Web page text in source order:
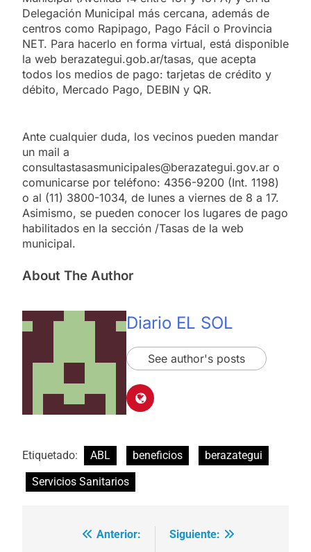
Delegación Municipal más cercana, además de
centros como Rapipago, Pago Fácil o Provincia
NET. Para hacerlo en forma virtual, está disponible
la web berazategui.gob.ar/tasas, que acepta
todos los medios de pago: tarjetas de crédito y
débito, Mercado Pago, DEBIN y QR.
Ante cualquier duda, los vecinos pueden mandar
un mail a
consultastasasmunicipales@berazategui.gov.ar o
comunicarse por teléfono: 4356-9200 (Int. 1198)
o al (11) 3800-1034, de lunes a viernes de 8 a 17.
Asimismo, se pueden conocer los lugares de pago
habilitados en la sección /Tasas de la web
municipal.
About The Author
Diario EL SOL
See author's posts
Etiquetado: ABL beneficios
berazategui
Servicios Sanitarios
Navegación
Anterior:
Siguiente: